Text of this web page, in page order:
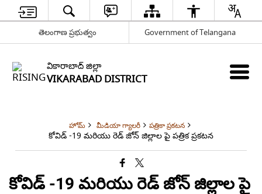
తెలంగాణ ప్రభుత్వం Government of Telangana
వికారాబాద్ జిల్లా
VIKARABAD DISTRICT
హోమ్ మీడియా గ్యాలరీ పత్రికా ప్రకటన
కోవిడ్ -19 మరియు రెడ్ జోన్ జిల్లాల పై పత్రిక ప్రకటన
కోవిడ్ -19 మరియు రెడ్ జోన్ జిల్లాల పై